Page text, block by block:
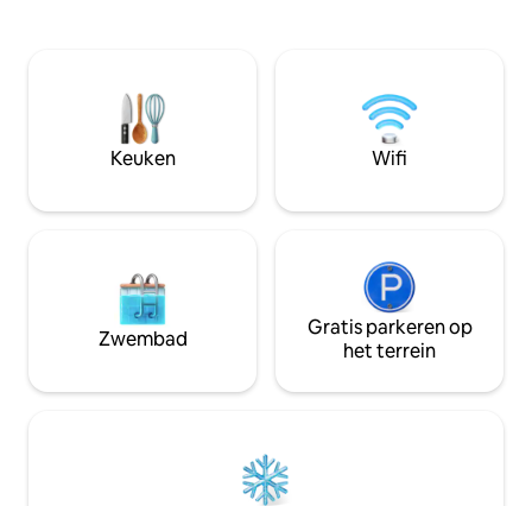
en ventilatie, een woonkamer, een
tweepersoonsbed, wifi, een volledig
uitgeruste keuken, een werkruimte en
parkeergelegenheid.
bieden en heeft
nodig hebt voor
verblijf.
Keuken Wifi
Zwembad
Gratis parkeren op
het terrein